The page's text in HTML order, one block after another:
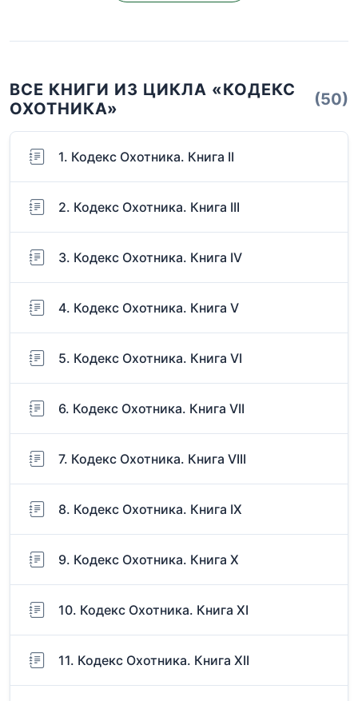
ВСЕ КНИГИ ИЗ ЦИКЛА «КОДЕКС
ОХОТНИКА»
(50)
1. Кодекс Охотника. Книга II
2. Кодекс Охотника. Книга III
3. Кодекс Охотника. Книга IV
4. Кодекс Охотника. Книга V
5. Кодекс Охотника. Книга VI
6. Кодекс Охотника. Книга VII
7. Кодекс Охотника. Книга VIII
8. Кодекс Охотника. Книга IX
9. Кодекс Охотника. Книга X
10. Кодекс Охотника. Книга XI
11. Кодекс Охотника. Книга XII